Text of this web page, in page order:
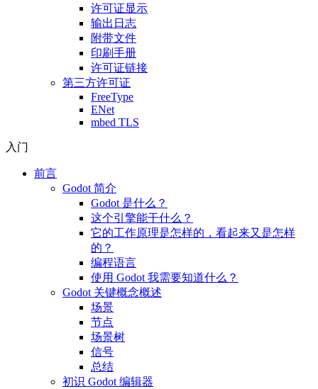
许可证显示
输出日志
附带文件
印刷手册
许可证链接
第三方许可证
FreeType
ENet
mbed TLS
入门
前言
Godot 简介
Godot 是什么？
这个引擎能干什么？
它的工作原理是怎样的，看起来又是怎样
的？
编程语言
使用 Godot 我需要知道什么？
Godot 关键概念概述
场景
节点
场景树
信号
总结
初识 Godot 编辑器